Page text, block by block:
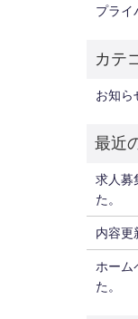
プライ
お知ら
求人募
た。
内容更
ホーム
た。